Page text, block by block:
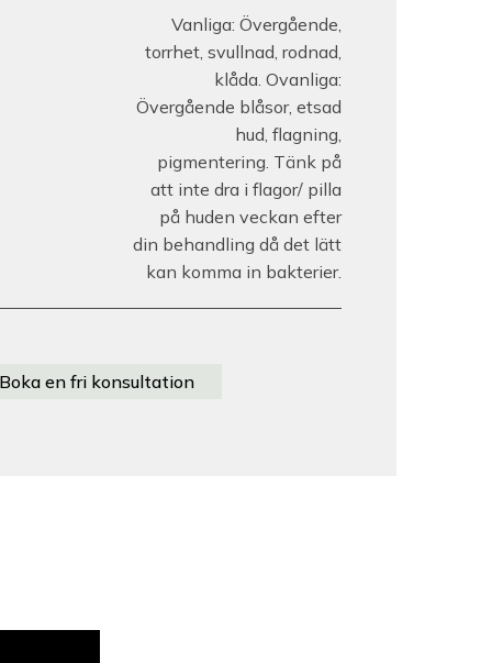
Vanliga: Övergående,
torrhet, svullnad, rodnad,
klåda. Ovanliga:
Övergående blåsor, etsad
hud, flagning,
pigmentering. Tänk på
att inte dra i flagor/ pilla
på huden veckan efter
din behandling då det lätt
kan komma in bakterier.
Boka en fri konsultation